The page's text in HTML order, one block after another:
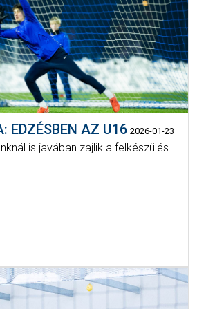
EDZÉSBEN AZ U16 2026-01-23
is javában zajlik a felkészülés.